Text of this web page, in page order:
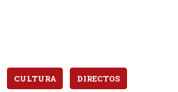
CULTURA DIRECTOS